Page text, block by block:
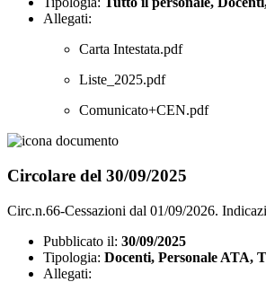
Allegati:
Carta Intestata.pdf
Liste_2025.pdf
Comunicato+CEN.pdf
Circolare del 30/09/2025
Circ.n.66-Cessazioni dal 01/09/2026.
Pubblicato il: 30/09/2025
Tipologia: Docenti, Personale ATA,
Allegati: